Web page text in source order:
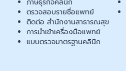
ภาษีธุรกิจคลินิก
ตรวจสอบรายชื่อแพทย์
ติดต่อ สำนักงานสาธารณสุข
การนำเข้าเครื่องมือแพทย์
แบบตรวจมาตรฐานคลินิก